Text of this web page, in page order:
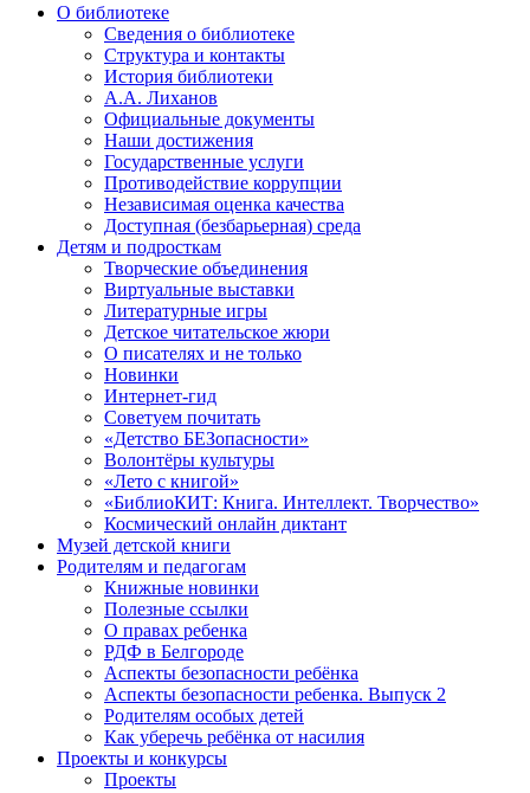
О библиотеке
Сведения о библиотеке
Структура и контакты
История библиотеки
А.А. Лиханов
Официальные документы
Наши достижения
Государственные услуги
Противодействие коррупции
Независимая оценка качества
Доступная (безбарьерная) среда
Детям и подросткам
Творческие объединения
Виртуальные выставки
Литературные игры
Детское читательское жюри
О писателях и не только
Новинки
Интернет-гид
Советуем почитать
«Детство БЕЗопасности»
Волонтёры культуры
«Лето с книгой»
«БиблиоКИТ: Книга. Интеллект. Творчество»
Космический онлайн диктант
Музей детской книги
Родителям и педагогам
Книжные новинки
Полезные ссылки
О правах ребенка
РДФ в Белгороде
Аспекты безопасности ребёнка
Аспекты безопасности ребенка. Выпуск 2
Родителям особых детей
Как уберечь ребёнка от насилия
Проекты и конкурсы
Проекты